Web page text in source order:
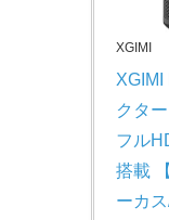
XGIMI
XGIMI
クタ
フル
搭載
ーカ